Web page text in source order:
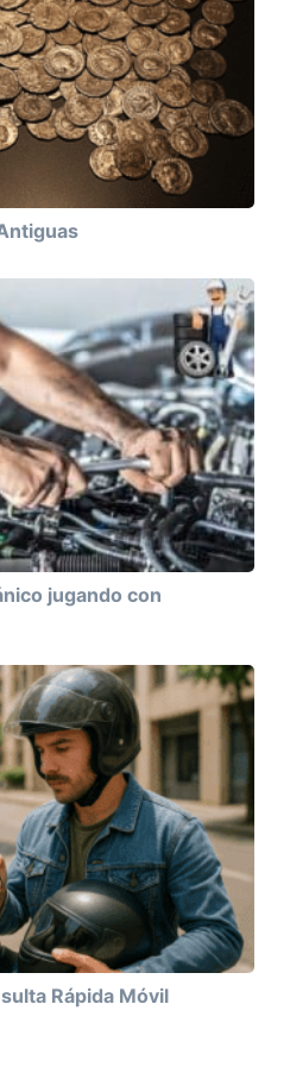
jugando con
Rápida Móvil